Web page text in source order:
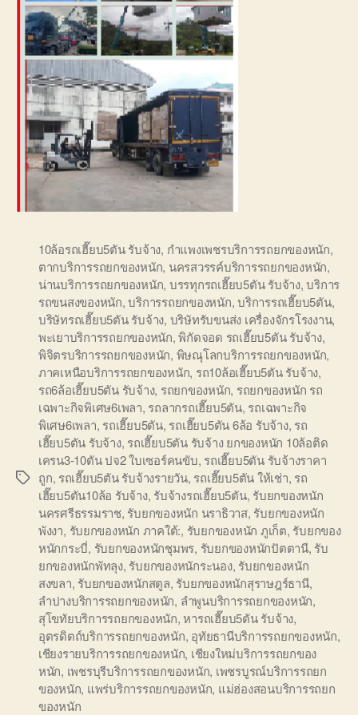
Tags
10ล้อรถเฮี๊ยบ5ตัน รับจ้าง, กำแพงเพชรบริการรถยกของหนัก,
ตากบริการรถยกของหนัก, นครสวรรค์บริการรถยกของหนัก,
น่านบริการรถยกของหนัก, บรรทุกรถเฮี๊ยบ5ตัน รับจ้าง,บริการ
รถขนสงของหนัก,บริการรถยกของหนัก,บริการรถเฮี๊ยบ5ตัน,
บริษัทรถเฮี๊ยบ5ตัน รับจ้าง, บริษัทรับขนส่ง เครื่องจักรโรงงาน,
พะเยาบริการรถยกของหนัก,พิกัดจอด รถเฮี๊ยบ5ตัน รับจ้าง,
พิจิตรบริการรถยกของหนัก, พิษณุโลกบริการรถยกของหนัก,
ภาคเหนือบริการรถยกของหนัก, รถ10ล้อเฮี๊ยบ5ตัน รับจ้าง,
รถ6ล้อเฮี๊ยบ5ตัน รับจ้าง, รถยกของหนัก, รถยกของหนัก รถ
เฉพาะกิจพิเศษ6เพลา, รถลากรถเฮี๊ยบ5ตัน, รถเฉพาะกิจ
พิเศษ6เพลา, รถเฮี๊ยบ5ตัน, รถเฮี๊ยบ5ตัน 6ล้อ รับจ้าง, รถ
เฮี๊ยบ5ตัน รับจ้าง, รถเฮี๊ยบ5ตัน รับจ้าง ยกของหนัก 10ล้อติด
เครน3-10ตัน ปจ2 ใบเซอร์คนขับ, รถเฮี๊ยบ5ตัน รับจ้างราคา
ถูก, รถเฮี๊ยบ5ตัน รับจ้างรายวัน, รถเฮี๊ยบ5ตัน ให้เช่า, รถ
เฮี๊ยบ5ตัน10ล้อ รับจ้าง, รับจ้างรถเฮี๊ยบ5ตัน, รับยกของหนัก
นครศรีธรรมราช, รับยกของหนัก นราธิวาส, รับยกของหนัก
พังงา, รับยกของหนัก ภาคใต้:, รับยกของหนัก ภูเก็ต, รับยกของ
หนักกระบี่, รับยกของหนักชุมพร, รับยกของหนักปัตตานี, รับ
ยกของหนักพัทลุง, รับยกของหนักระนอง, รับยกของหนัก
สงขลา, รับยกของหนักสตูล, รับยกของหนักสุราษฎร์ธานี,
ลำปางบริการรถยกของหนัก, ลำพูนบริการรถยกของหนัก,
สุโขทัยบริการรถยกของหนัก,หารถเฮี๊ยบ5ตัน รับจ้าง,
อุตรดิตถ์บริการรถยกของหนัก, อุทัยธานีบริการรถยกของหนัก,
เชียงรายบริการรถยกของหนัก, เชียงใหม่บริการรถยกของ
หนัก, เพชรบุรีบริการรถยกของหนัก, เพชรบูรณ์บริการรถยก
ของหนัก, แพร่บริการรถยกของหนัก, แม่ฮ่องสอนบริการรถยก
ของหนัก